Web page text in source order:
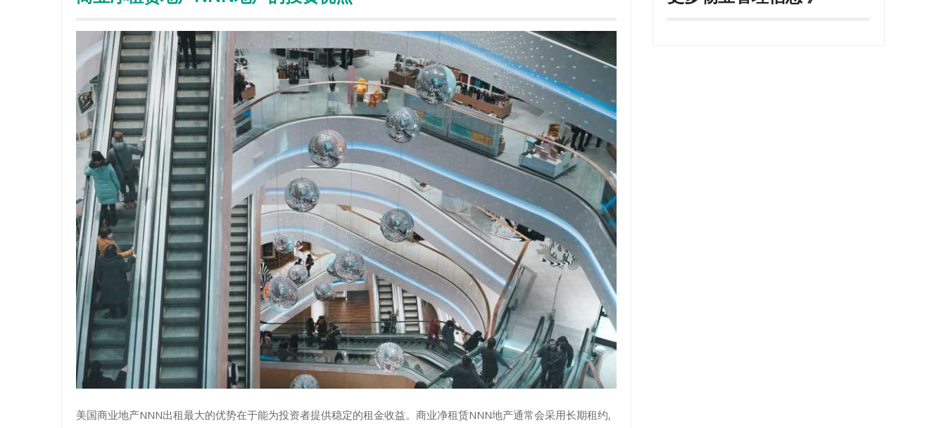
美国商业地产NNN出租最大的优势在于能为投资者提供稳定的租金收益。商业净租赁NNN地产通常会采用长期租约,